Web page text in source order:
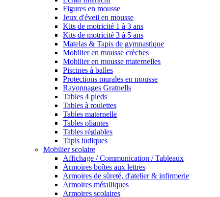
Figures en mousse
Jeux d'éveil en mousse
Kits de motricité 1 à 3 ans
Kits de motricité 3 à 5 ans
Matelas & Tapis de gymnastique
Mobilier en mousse crèches
Mobilier en mousse maternelles
Piscines à balles
Protections murales en mousse
Rayonnages Gratnells
Tables 4 pieds
Tables à roulettes
Tables maternelle
Tables pliantes
Tables réglables
Tapis ludiques
Mobilier scolaire
Affichage / Communication / Tableaux
Armoires boîtes aux lettres
Armoires de sûreté, d'atelier & infirmerie
Armoires métalliques
Armoires scolaires